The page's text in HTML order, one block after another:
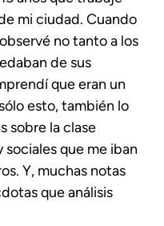
mi ciudad. Cuando
no tanto a los
de sus
que eran un
esto, también lo
sobre la clase
que me iban
Y, muchas notas
que análisis